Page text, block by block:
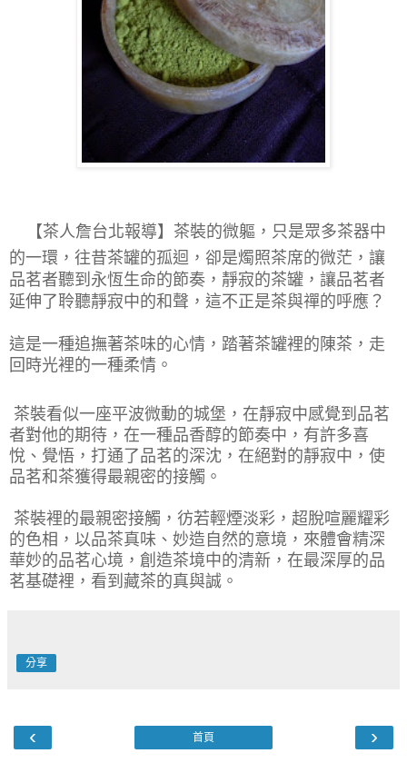
【茶人詹台北報導】 茶裝的微軀，只是眾多茶器中
的一環，往昔茶罐的孤迴，卻是燭照茶席的微茫，讓
品茗者聽到永恆生命的節奏，靜寂的茶罐，讓品茗者
延伸了聆聽靜寂中的和聲，這不正是茶與禪的呼應？
這是一種追撫著茶味的心情，踏著茶罐裡的陳茶，走
回時光裡的一種柔情。
茶裝看似一座平波微動的城堡，在靜寂中感覺到品茗
者對他的期待，在一種品香醇的節奏中，有許多喜
悅、覺悟，打通了品茗的深沈，在絕對的靜寂中，使
品茗和茶獲得最親密的接觸。
茶裝裡的最親密接觸，彷若輕煙淡彩，超脫喧麗耀彩
的色相，以品茶真味、妙造自然的意境，來體會精深
華妙的品茗心境，創造茶境中的清新，在最深厚的品
茗基礎裡，看到藏茶的真與誠。
分享
‹ ›
首頁